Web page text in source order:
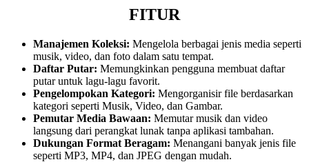
FITUR
Manajemen Koleksi: Mengelola berbagai jenis media seperti
musik, video, dan foto dalam satu tempat.
Daftar Putar: Memungkinkan pengguna membuat daftar
putar untuk lagu-lagu favorit.
Pengelompokan Kategori: Mengorganisir file berdasarkan
kategori seperti Musik, Video, dan Gambar.
Pemutar Media Bawaan: Memutar musik dan video
langsung dari perangkat lunak tanpa aplikasi tambahan.
Dukungan Format Beragam: Menangani banyak jenis file
seperti MP3, MP4, dan JPEG dengan mudah.